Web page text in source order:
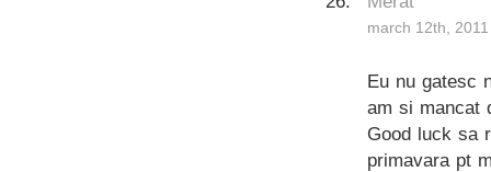
march 12th,
Eu nu gatesc
am si mancat
Good luck sa
primavara pt